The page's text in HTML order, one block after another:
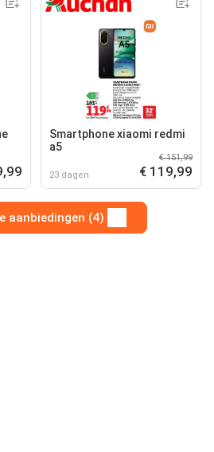
Smartphone xiaomi redmi
a5
23 dagen
€ 151,99
€ 119,99
aanbiedingen (4)